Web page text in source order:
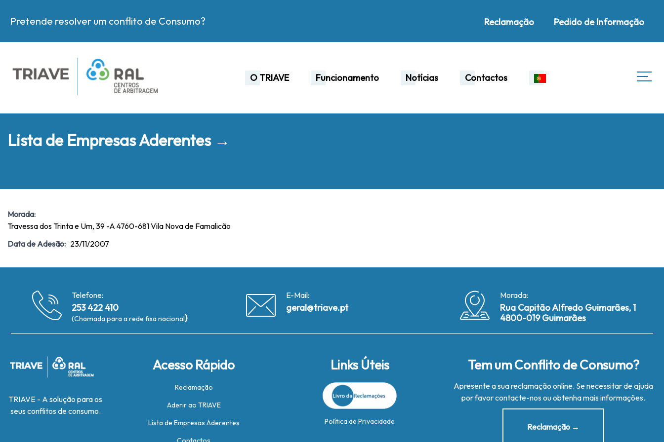
Pretende resolver um conflito de Consumo? Reclamação Pedido de Informação
O TRIAVE Funcionamento Notícias Contactos
Lista de Empresas Aderentes →
Morada:
Travessa dos Trinta e Um, 39 -A 4760-681 Vila Nova de Famalicão
Data de Adesão: 23/11/2007
Telefone:
253 422 410
(Chamada para a rede fixa nacional)
E-Mail:
geral@triave.pt
Morada:
Rua Capitão Alfredo Guimarães, 1
4800-019 Guimarães
TRIAVE - A solução para os
seus conflitos de consumo.
Acesso Rápido
Reclamação
Aderir ao TRIAVE
Lista de Empresas Aderentes
Links Úteis
Política de Privacidade
Tem um Conflito de Consumo?
Apresente a sua reclamação online. Se necessitar de ajuda
por favor contacte-nos ou obtenha mais informações.
Reclamação →